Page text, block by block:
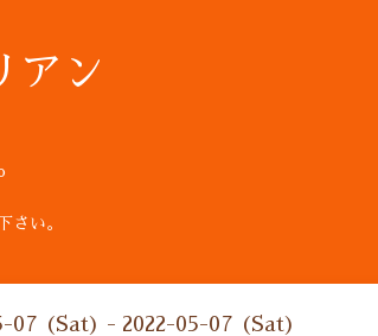
アン
さい。
07 (Sat) - 2022-05-07 (Sat)